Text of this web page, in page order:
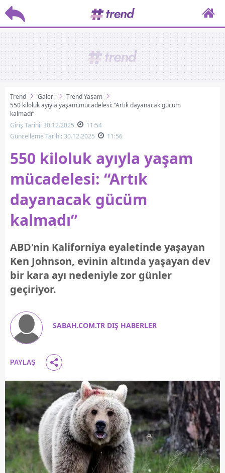
Trend Galeri
Trend Yaşam
550 kiloluk ayıyla yaşam mücadelesi: “Artık dayanacak gücüm
kalmadı”
Giriş Tarihi: 30.12.2025
11:54
Güncelleme Tarihi: 30.12.2025
11:56
550 kiloluk ayıyla yaşam
mücadelesi: “Artık
dayanacak gücüm
kalmadı”
ABD'nin Kaliforniya eyaletinde yaşayan
Ken Johnson, evinin altında yaşayan dev
bir kara ayı nedeniyle zor günler
geçiriyor.
SABAH.COM.TR DIŞ HABERLER
PAYLAŞ